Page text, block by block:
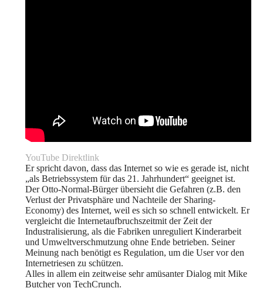
YouTube Direktlink
Er spricht davon, dass das Internet so wie es gerade ist, nicht
„als Betriebssystem für das 21. Jahrhundert“ geeignet ist.
Der Otto-Normal-Bürger übersieht die Gefahren (z.B. den
Verlust der Privatsphäre und Nachteile der Sharing-
Economy) des Internet, weil es sich so schnell entwickelt. Er
vergleicht die Internetaufbruchszeitmit der Zeit der
Industralisierung, als die Fabriken unreguliert Kinderarbeit
und Umweltverschmutzung ohne Ende betrieben. Seiner
Meinung nach benötigt es Regulation, um die User vor den
Internetriesen zu schützen.
Alles in allem ein zeitweise sehr amüsanter Dialog mit Mike
Butcher von TechCrunch.